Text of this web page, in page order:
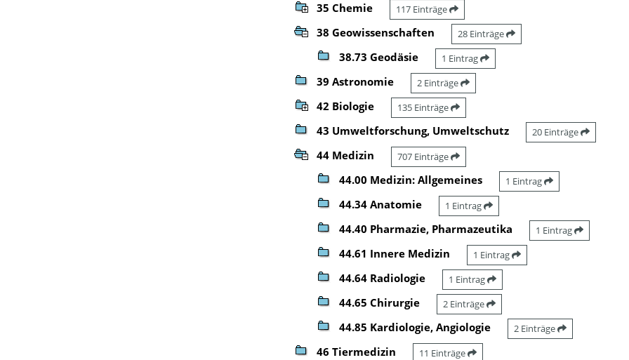
35 Chemie 117 Einträge
38 Geowissenschaften 28 Einträge
38.73 Geodäsie 1 Eintrag
39 Astronomie 2 Einträge
42 Biologie 135 Einträge
43 Umweltforschung, Umweltschutz 20 Einträge
44 Medizin 707 Einträge
44.00 Medizin: Allgemeines 1 Eintrag
44.34 Anatomie 1 Eintrag
44.40 Pharmazie, Pharmazeutika 1 Eintrag
44.61 Innere Medizin 1 Eintrag
44.64 Radiologie 1 Eintrag
44.65 Chirurgie 2 Einträge
44.85 Kardiologie, Angiologie 2 Einträge
46 Tiermedizin 11 Einträge